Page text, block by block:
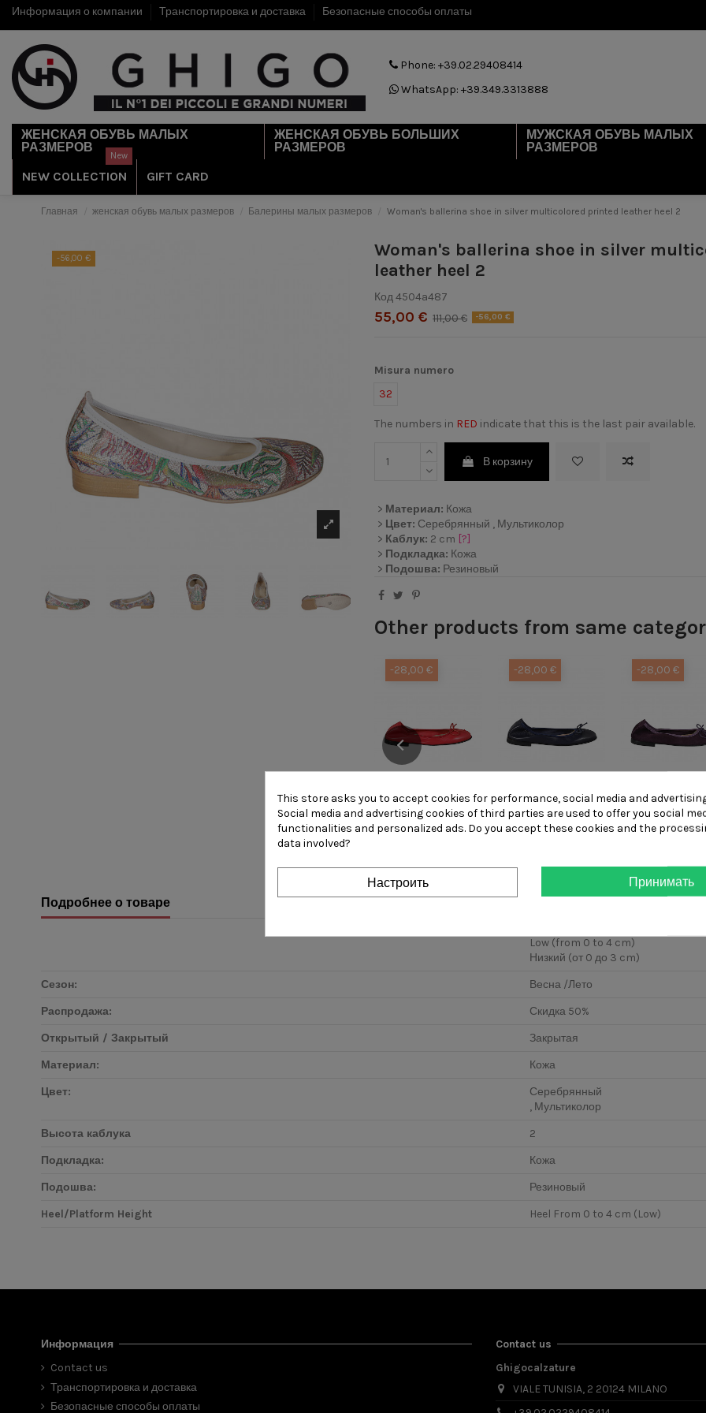
Информация о компании Транспортировка и доставка Безопасные способы оплаты
Phone: +39.02.29408414
WhatsApp: +39.349.3313888
ЖЕНСКАЯ ОБУВЬ МАЛЫХ
РАЗМЕРОВ
ЖЕНСКАЯ ОБУВЬ БОЛЬШИХ
РАЗМЕРОВ
МУЖСКАЯ ОБУВЬ МАЛЫХ
РАЗМЕРОВ
NEW COLLECTION
New
GIFT CARD
Главная женская обувь малых размеров Балерины малых размеров Woman's ballerina shoe in silver multicolored printed leather heel 2
-56,00 €
Woman's ballerina shoe in silver
leather heel 2
Код4504a487
55,00 € 111,00 € -56,00 €
Misura numero
32
The numbers in RED indicate that this is the last pair available.
В корзину
> Материал: Кожа
> Цвет: Серебрянный , Мультиколор
> Каблук: 2 cm [?]
> Подкладка: Кожа
> Подошва: Резиновый
Other products from same
shoe with bow
made of...
-28,00 €
shoe with bow
made of...
-28,00 €
shoe with
made of...
-28,00 €
Подробнее о товаре
Low (from 0 to 4 cm)
Низкий (от 0 до 3 cm)
Сезон:
Весна /Лето
Распродажа:
Скидка 50%
Открытый / Закрытый
Закрытая
Материал:
Кожа
Цвет:
Серебрянный
, Мультиколор
Высота каблука
2
Подкладка:
Кожа
Подошва:
Резиновый
Heel/Platform Height
Heel From 0 to 4 cm (Low)
Информация
Contact us
Транспортировка и доставка
Безопасные способы оплаты
Contact us
Ghigocalzature
VIALE TUNISIA, 2 20124 MILANO
This store asks you to accept cookies for performance, social media and
Social media and advertising cookies of third parties are used to offer you social
functionalities and personalized ads. Do you accept these cookies and the
data involved?
Принимать
Настроить